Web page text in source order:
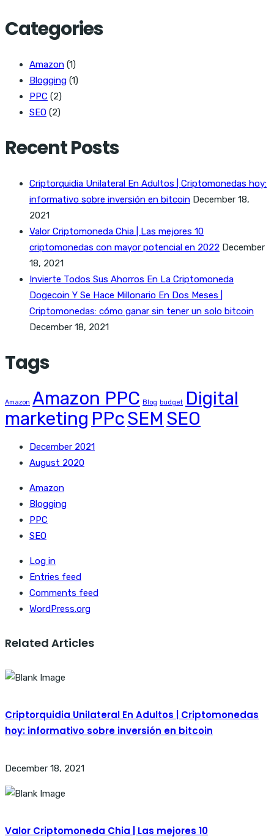
Categories
Amazon (1)
Blogging (1)
PPC (2)
SEO (2)
Recent Posts
Criptorquidia Unilateral En Adultos | Criptomonedas hoy:
informativo sobre inversión en bitcoin December 18,
2021
Valor Criptomoneda Chia | Las mejores 10
criptomonedas con mayor potencial en 2022 December
18, 2021
Invierte Todos Sus Ahorros En La Criptomoneda
Dogecoin Y Se Hace Millonario En Dos Meses |
Criptomonedas: cómo ganar sin tener un solo bitcoin
December 18, 2021
Tags
Amazon Amazon PPC Blog budget Digital
marketing PPcSEM SEO
December 2021
August 2020
Amazon
Blogging
PPC
SEO
Log in
Entries feed
Comments feed
WordPress.org
Related Articles
Criptorquidia Unilateral En Adultos | Criptomonedas
hoy: informativo sobre inversión en bitcoin
December 18, 2021
Valor Criptomoneda Chia | Las mejores 10